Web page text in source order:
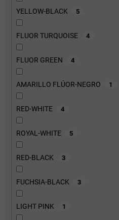
YELLOW-BLACK 5
FLUOR TURQUOISE 4
FLUOR GREEN 4
AMARILLO FLÚOR-NEGRO 1
RED-WHITE 4
ROYAL-WHITE 5
RED-BLACK 3
FUCHSIA-BLACK 3
LIGHT PINK 1